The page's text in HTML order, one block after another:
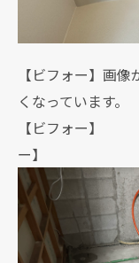
【ビフォー】画
くなっています。
【ビフ
ー】